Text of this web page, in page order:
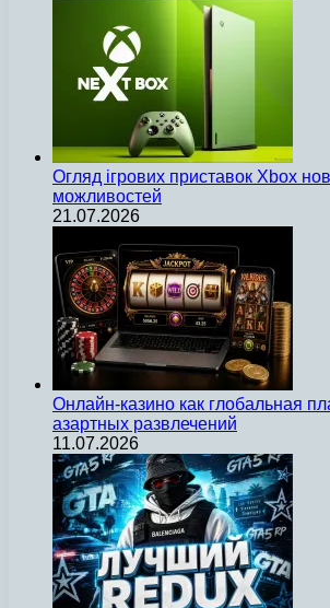
Огляд ігрових приставок Xbox
можливостей
21.07.2026
Онлайн-казино как глобальная
азартных развлечений
11.07.2026